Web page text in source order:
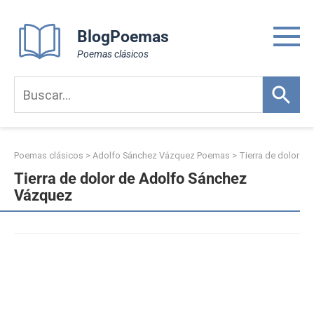
content
BlogPoemas
Poemas clásicos
Poemas clásicos > Adolfo Sánchez Vázquez Poemas > Tierra de dolor
Tierra de dolor de Adolfo Sánchez
Vázquez